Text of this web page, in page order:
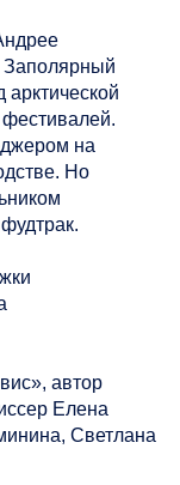
Заполярный
фестивалей.
на
Но
автор
Елена
Светлана